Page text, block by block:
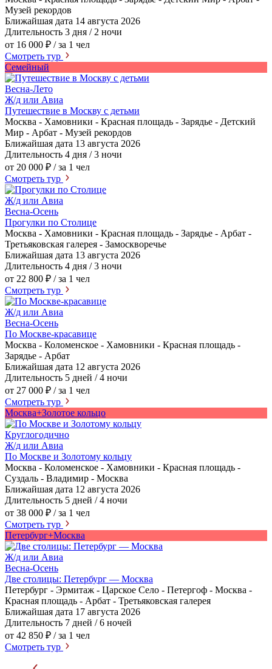
Музей рекордов
Ближайшая дата 14 августа 2026
Длительность 3 дня / 2 ночи
от 16 000 ₽ / за 1 чел
Смотреть тур
Семейный
Весна-Лето
Ж/д или Авиа
Путешествие в Москву с детьми
Москва - Хамовники - Красная площадь - Зарядье - Детский
Мир - Арбат - Музей рекордов
Ближайшая дата 13 августа 2026
Длительность 4 дня / 3 ночи
от 20 000 ₽ / за 1 чел
Смотреть тур
Ж/д или Авиа
Весна-Осень
Прогулки по Столице
Москва - Хамовники - Красная площадь - Зарядье - Арбат -
Третьяковская галерея - Замоскворечье
Ближайшая дата 13 августа 2026
Длительность 4 дня / 3 ночи
от 22 800 ₽ / за 1 чел
Смотреть тур
Ж/д или Авиа
Весна-Осень
По Москве-красавице
Москва - Коломенское - Хамовники - Красная площадь -
Зарядье - Арбат
Ближайшая дата 12 августа 2026
Длительность 5 дней / 4 ночи
от 27 000 ₽ / за 1 чел
Смотреть тур
Москва+Золотое кольцо
Круглогодично
Ж/д или Авиа
По Москве и Золотому кольцу
Москва - Коломенское - Хамовники - Красная площадь -
Суздаль - Владимир - Москва
Ближайшая дата 12 августа 2026
Длительность 5 дней / 4 ночи
от 38 000 ₽ / за 1 чел
Смотреть тур
Петербург+Москва
Ж/д или Авиа
Весна-Осень
Две столицы: Петербург — Москва
Петербург - Эрмитаж - Царское Село - Петергоф - Москва -
Красная площадь - Арбат - Третьяковская галерея
Ближайшая дата 17 августа 2026
Длительность 7 дней / 6 ночей
от 42 850 ₽ / за 1 чел
Смотреть тур